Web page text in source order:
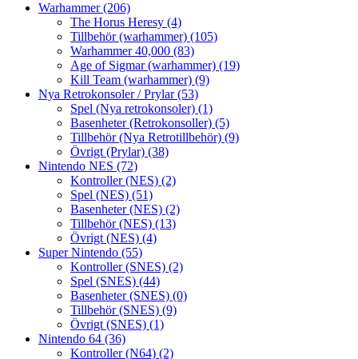
Warhammer(206)
The Horus Heresy (4)
Tillbehör (warhammer) (105)
Warhammer 40,000 (83)
Age of Sigmar (warhammer) (19)
Kill Team (warhammer) (9)
Nya Retrokonsoler / Prylar(53)
Spel (Nya retrokonsoler) (1)
Basenheter (Retrokonsoller) (5)
Tillbehör (Nya Retrotillbehör) (9)
Övrigt (Prylar) (38)
Nintendo NES (72)
Kontroller (NES) (2)
Spel (NES) (51)
Basenheter (NES) (2)
Tillbehör (NES) (13)
Övrigt (NES) (4)
Super Nintendo (55)
Kontroller (SNES) (2)
Spel (SNES) (44)
Basenheter (SNES) (0)
Tillbehör (SNES) (9)
Övrigt (SNES) (1)
Nintendo 64 (36)
Kontroller (N64) (2)